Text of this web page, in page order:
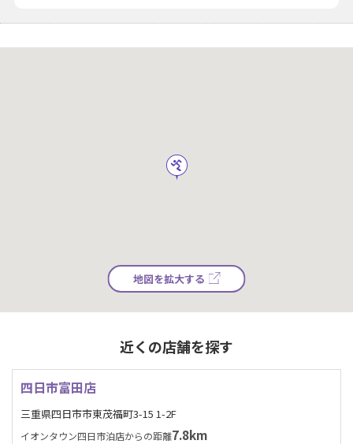
地図を拡大する
近くの店舗を探す
四日市富田店
三重県四日市市東茂福町3-15 1-2F
イオンタウン四日市泊店からの距離7.8km